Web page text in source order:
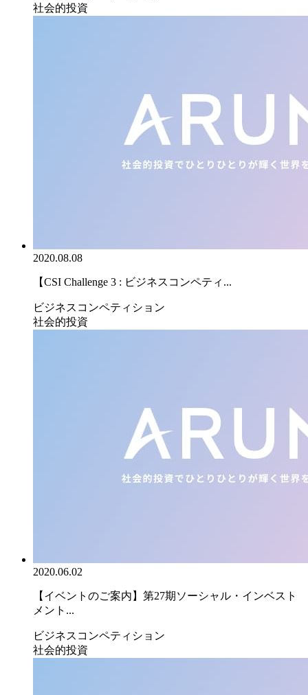
社会的投資
2020.08.08
【CSI Challenge 3 : ビジネスコンペティ...
ビジネスコンペティション
社会的投資
2020.06.02
【イベントのご案内】第27期ソーシャル・インベスト
メント...
ビジネスコンペティション
社会的投資